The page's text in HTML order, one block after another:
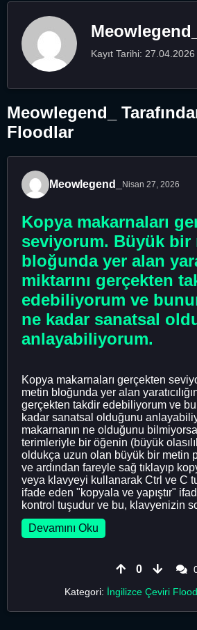
Meowlegend_
Kayıt Tarihi: 27.04.2026
Meowlegend_
Floodlar
Meowlegend_ Nisan 27, 2026
Kopya makarnaları
seviyorum. Büyük bir
bloğunda yer alan
miktarını gerçekten
edebiliyorum ve
ne kadar sanatsal
anlayabiliyorum.
Kopya makarnaları gerçekten
metin bloğunda yer alan
gerçekten takdir edebiliyorum ve
kadar sanatsal olduğunu
makarnanın ne olduğunu
terimleriyle bir öğenin (büyük
oldukça uzun olan büyük bir metin
ve ardından fareyle sağ tıklayıp
veya klavyeyi kullanarak Ctrl ve C
ifade eden "kopyala ve yapıştır"
kontrol tuşudur ve bu, klavyenizin
Devamını Oku
0
Kategori: İngilizce Çeviri